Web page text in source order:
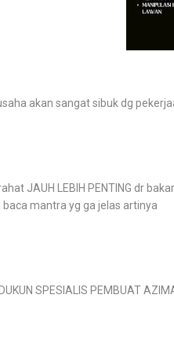
akan sangat sibuk dg
JAUH LEBIH PENTING dr
mantra yg ga jelas artinya
SPESIALIS PEMBUAT